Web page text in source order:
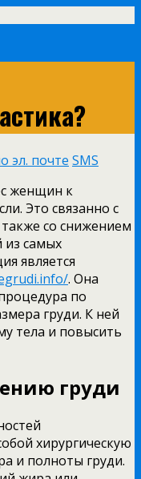
эл. почте SMS
женщин к
Это связанно с
со снижением
из самых
является
. Она
по
груди. К ней
тела и повысить
груди
хирургическую
и полноты груди.